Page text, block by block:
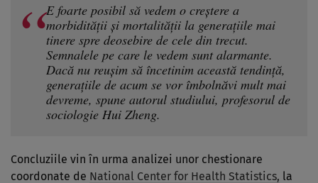
E foarte posibil să vedem o creștere a
morbidității și mortalității la generațiile mai
tinere spre deosebire de cele din trecut.
Semnalele pe care le vedem sunt alarmante.
Dacă nu reușim să încetinim această tendință,
generațiile de acum se vor îmbolnăvi mult mai
devreme, spune autorul studiului, profesorul de
sociologie Hui Zheng.
Concluziile vin în urma analizei unor chestionare
coordonate de National Center for Health Statistics, la